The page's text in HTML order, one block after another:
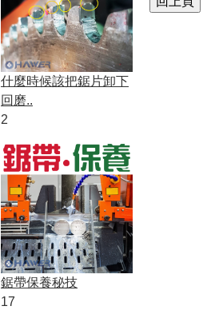
什麼時候該把鋸片卸下
回磨..
2
鋸帶保養秘技
17